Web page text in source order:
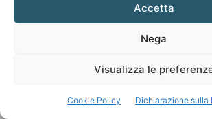
Accetta
Nega
Visualizza le
Cookie Policy Dichiarazione sulla